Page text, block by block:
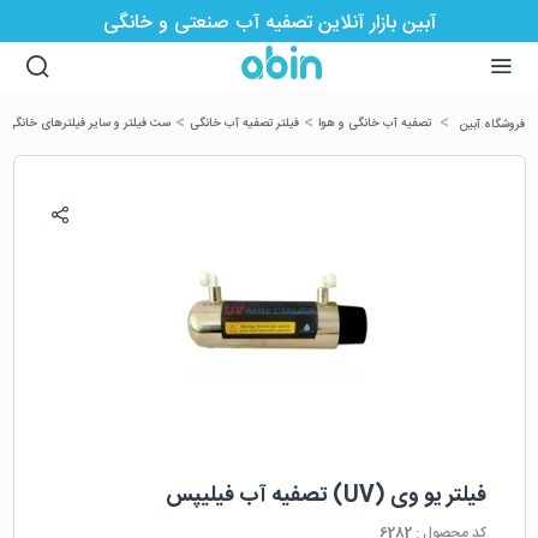
آبین بازار آنلاین تصفیه آب صنعتی و خانگی
فروشگاه آبین > تصفیه آب خانگی و هوا > فیلتر تصفیه آب خانگی > ست فیلتر و سایر فیلترهای خانگی
فیلتر یو وی (UV) تصفیه آب فیلیپس
کد محصول : 6282